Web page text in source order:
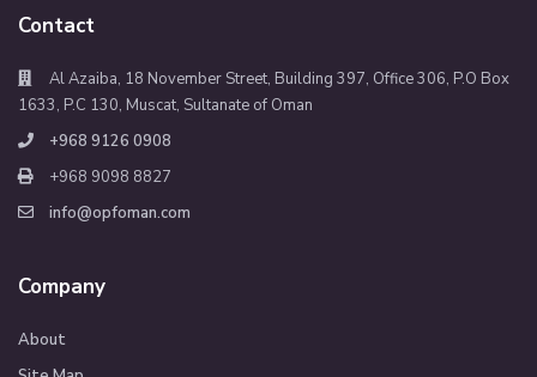
Contact
Al Azaiba, 18 November Street, Building 397, Office 306, P.O Box
1633, P.C 130, Muscat, Sultanate of Oman
+968 9126 0908
+968 9098 8827
info@opfoman.com
Company
About